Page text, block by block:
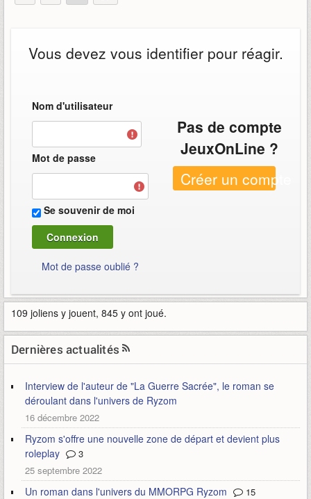
Vous devez vous identifier pour réagir.
Nom d'utilisateur
Mot de passe
Se souvenir de moi
Mot de passe oublié ?
Pas de compte
JeuxOnLine ?
Créer un compte
109 joliens y jouent, 845 y ont joué.
Dernières actualités
Interview de l'auteur de "La Guerre Sacrée", le roman se
déroulant dans l'univers de Ryzom
16 décembre 2022
Ryzom s'offre une nouvelle zone de départ et devient plus
roleplay
3
25 septembre 2022
Un roman dans l'univers du MMORPG Ryzom 15